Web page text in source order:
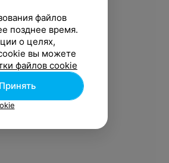
файлов
позднее время.
о целях,
вы можете
файлов cookie
Принять